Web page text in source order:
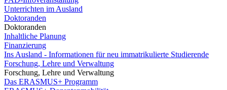
Unterrichten im Ausland
Doktoranden
Doktoranden
Inhaltliche Planung
Finanzierung
Ins Ausland - Informationen für neu immatrikulierte Studierende
Forschung, Lehre und Verwaltung
Forschung, Lehre und Verwaltung
Das ERASMUS+ Programm